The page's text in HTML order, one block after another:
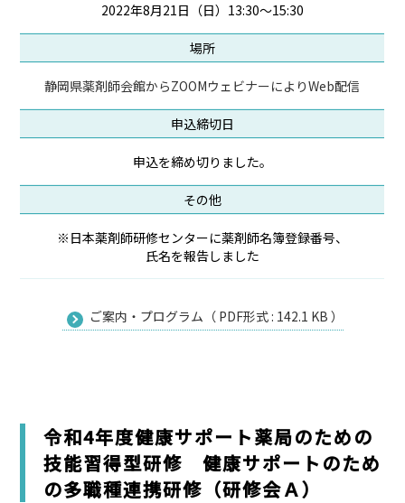
2022年8月21日（日）13:30～15:30
場所
静岡県薬剤師会館からZOOMウェビナーによりWeb配信
申込締切日
申込を締め切りました。
その他
※日本薬剤師研修センターに薬剤師名簿登録番号、
氏名を報告しました
ご案内・プログラム（ PDF形式 : 142.1 KB ）
令和4年度健康サポート薬局のための
技能習得型研修 健康サポートのため
の多職種連携研修（研修会Ａ）